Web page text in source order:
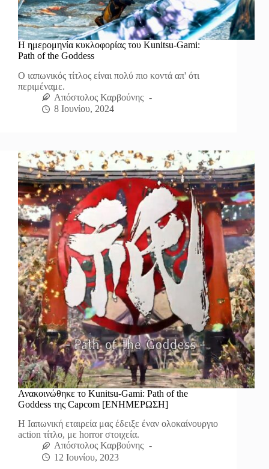
Η ημερομηνία κυκλοφορίας του Kunitsu-Gami:
Path of the Goddess
Ο ιαπωνικός τίτλος είναι πολύ πιο κοντά απ' ότι
περιμέναμε.
Απόστολος Καρβούνης
8 Ιουνίου, 2024
Ανακοινώθηκε το Kunitsu-Gami: Path of the
Goddess της Capcom [ΕΝΗΜΕΡΩΣΗ]
Η Ιαπωνική εταιρεία μας έδειξε έναν ολοκαίνουργιο
action τίτλο, με horror στοιχεία.
Απόστολος Καρβούνης
12 Ιουνίου, 2023